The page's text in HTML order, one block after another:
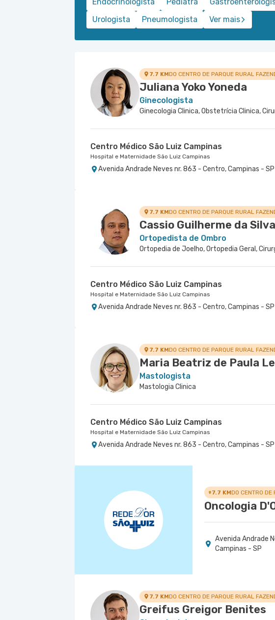
Urologista
Pneumologista Ver mais
7.7 KMDO CENTRO DE PARQUE RURAL
Juliana Yoko Yoneda
Ginecologista
Ginecologia Clinica, Obstetrícia Clinica,
Centro Médico São Luiz Campinas
Hospital e Maternidade São Luiz Campinas
Avenida Andrade Neves nr. 863 - Centro, Campinas - SP
7.7 KMDO CENTRO DE PARQUE RURAL
Cassio Guilherme da
Ortopedista de Ombro
Centro Médico São Luiz Campinas
Hospital e Maternidade São Luiz Campinas
Avenida Andrade Neves nr. 863 - Centro, Campinas - SP
7.7 KMDO CENTRO DE PARQUE RURAL
Maria Beatriz de Paula
Mastologista
Mastologia Clinica
Centro Médico São Luiz Campinas
Hospital e Maternidade São Luiz Campinas
Avenida Andrade Neves nr. 863 - Centro, Campinas - SP
7.7 KM
Oncologia
Avenida Andrade
Campinas - SP
7.7 KMDO CENTRO DE PARQUE RURAL
Greifus Greigor Benites